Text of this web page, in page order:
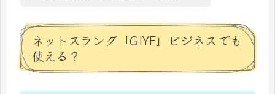
ネットスラング「GIYF」ビジネスでも
使える？